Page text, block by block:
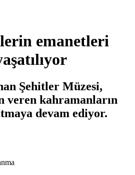
emanetleri
Şehitler Müzesi,
veren kahramanların
devam ediyor.